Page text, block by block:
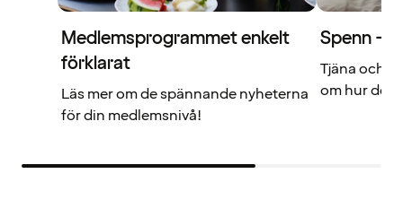
Medlemsprogrammet enkelt
förklarat
Läs mer om de spännande nyheterna
för din medlemsnivå!
Spenn –
Tjäna och
om hur det